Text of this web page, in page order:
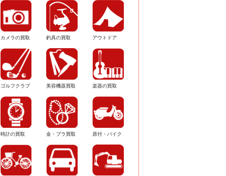
カメラの買取 釣具の買取 アウトドア
ゴルフクラブ 美容機器買取 楽器の買取
時計の買取 金・プラ買取 原付・バイク